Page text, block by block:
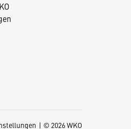
© 2026 WKO